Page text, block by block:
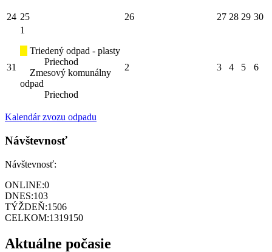
24 25 26 27 28 29 30
31
1
Triedený odpad - plasty
Priechod
Zmesový komunálny
odpad
Priechod
2 3 4 5 6
Kalendár zvozu odpadu
Návštevnosť
Návštevnosť:
ONLINE:0
DNES:103
TÝŽDEŇ:1506
CELKOM:1319150
Aktuálne počasie